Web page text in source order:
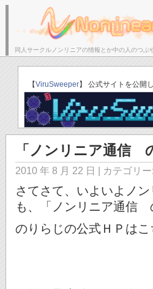
同人サークルノンリニアの情報とか中の人のつぶ
【ViruSweeper】 公式サイトを公開
「ノンリニア通信
2010 年 8 月 22 日 | カテゴリー:
さてさて、いよいよノ
も、「ノンリニア通信
のりらじの公式ＨＰは